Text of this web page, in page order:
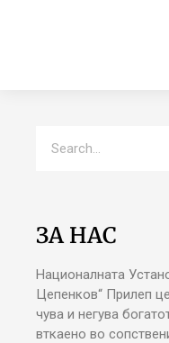
ЗА НАС
Националната
Цепенков“ Прилеп
чува и негува
вткаено во